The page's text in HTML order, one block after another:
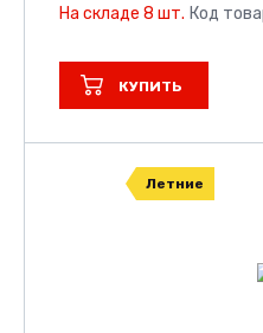
На складе 8 шт. Код
КУПИТЬ
Летние